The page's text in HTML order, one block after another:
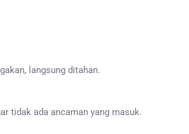
langsung ditahan.
tidak ada ancaman yang masuk.